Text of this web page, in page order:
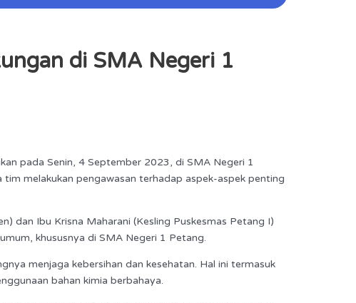
di SMA Negeri 1
pada Senin, 4 September 2023, di SMA Negeri 1
melakukan pengawasan terhadap aspek-aspek penting
dan Ibu Krisna Maharani (Kesling Puskesmas Petang I)
khususnya di SMA Negeri 1 Petang.
menjaga kebersihan dan kesehatan. Hal ini termasuk
bahan kimia berbahaya.